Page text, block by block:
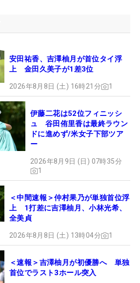
安田祐香、吉澤柚月が首位タイ浮
上 金田久美子が1差3位
2026年8月8日 (土) 16時21分 1
伊藤二花は52位フィニッシ
ュ 谷田侑里香は最終ラウン
ドに進めず/米女子下部ツア
ー
2026年8月9日 (日) 07時35分
1
＜中間速報＞仲村果乃が単独首位浮
上 1打差に吉澤柚月、小林光希、
全美貞
2026年8月8日 (土) 13時04分 1
＜速報＞吉澤柚月が初優勝へ 単独
首位でラスト3ホール突入